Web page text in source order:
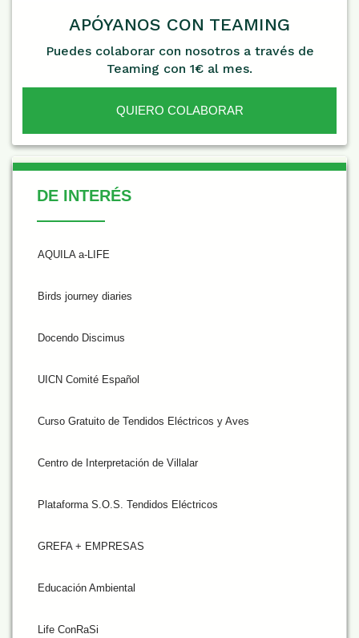
APÓYANOS CON TEAMING
Puedes colaborar con nosotros a través de
Teaming con 1€ al mes.
QUIERO COLABORAR
De Interés
DE INTERÉS
AQUILA a-LIFE
Birds journey diaries
Docendo Discimus
UICN Comité Español
Curso Gratuito de Tendidos Eléctricos y Aves
Centro de Interpretación de Villalar
Plataforma S.O.S. Tendidos Eléctricos
GREFA + EMPRESAS
Educación Ambiental
Life ConRaSi